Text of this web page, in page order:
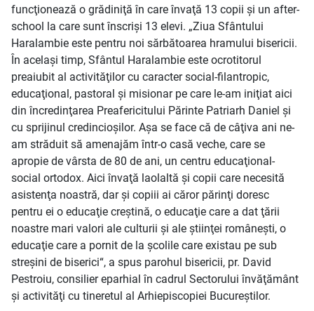
funcţionează o grădiniţă în care învaţă 13 copii şi un after-
school la care sunt înscrişi 13 elevi. „Ziua Sfântului
Haralambie este pentru noi sărbătoarea hramului bisericii.
În acelaşi timp, Sfântul Haralambie este ocrotitorul
preaiubit al activităţilor cu caracter social-filantropic,
educaţional, pastoral şi misionar pe care le-am iniţiat aici
din încredinţarea Preafericitului Părinte Patriarh Daniel şi
cu sprijinul credincioşilor. Aşa se face că de câţiva ani ne-
am străduit să amenajăm într-o casă veche, care se
apropie de vârsta de 80 de ani, un centru educaţional-
social ortodox. Aici învaţă laolaltă şi copii care necesită
asistenţa noastră, dar şi copiii ai căror părinţi doresc
pentru ei o educaţie creştină, o educaţie care a dat ţării
noastre mari valori ale culturii şi ale ştiinţei româneşti, o
educaţie care a pornit de la şcolile care existau pe sub
streşini de biserici“, a spus parohul bisericii, pr. David
Pestroiu, consilier eparhial în cadrul Sectorului învăţământ
şi activităţi cu tineretul al Arhiepiscopiei Bucureştilor.